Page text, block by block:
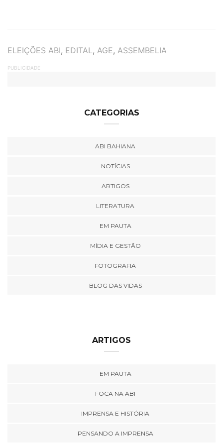
TAGS
ELEIÇÕES ABI, EDITAL, AGE, ASSEMBELIA
PUBLICIDADE
CATEGORIAS
ABI BAHIANA
NOTÍCIAS
ARTIGOS
LITERATURA
EM PAUTA
MÍDIA E GESTÃO
FOTOGRAFIA
BLOG DAS VIDAS
ARTIGOS
EM PAUTA
FOCA NA ABI
IMPRENSA E HISTÓRIA
PENSANDO A IMPRENSA